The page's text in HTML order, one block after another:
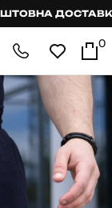
ДОСТАВКА
0